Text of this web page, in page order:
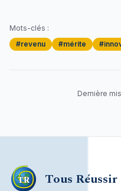
Mots-clés :
#revenu #mérite #
Dernière
TR Tous Réussir